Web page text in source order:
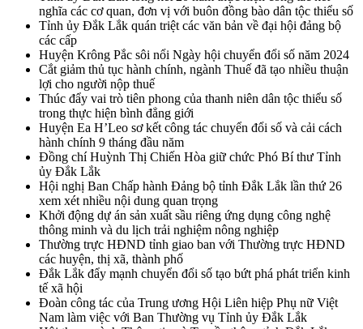
nghĩa các cơ quan, đơn vị với buôn đồng bào dân tộc thiểu số
Tỉnh ủy Đắk Lắk quán triệt các văn bản về đại hội đảng bộ
các cấp
Huyện Krông Pắc sôi nổi Ngày hội chuyển đổi số năm 2024
Cắt giảm thủ tục hành chính, ngành Thuế đã tạo nhiều thuận
lợi cho người nộp thuế
Thúc đẩy vai trò tiên phong của thanh niên dân tộc thiểu số
trong thực hiện bình đẳng giới
Huyện Ea H’Leo sơ kết công tác chuyển đổi số và cải cách
hành chính 9 tháng đầu năm
Đồng chí Huỳnh Thị Chiến Hòa giữ chức Phó Bí thư Tỉnh
ủy Đắk Lắk
Hội nghị Ban Chấp hành Đảng bộ tỉnh Đắk Lắk lần thứ 26
xem xét nhiều nội dung quan trọng
Khởi động dự án sản xuất sầu riêng ứng dụng công nghệ
thông minh và du lịch trải nghiệm nông nghiệp
Thường trực HĐND tỉnh giao ban với Thường trực HĐND
các huyện, thị xã, thành phố
Đắk Lắk đẩy mạnh chuyển đổi số tạo bứt phá phát triển kinh
tế xã hội
Đoàn công tác của Trung ương Hội Liên hiệp Phụ nữ Việt
Nam làm việc với Ban Thường vụ Tỉnh ủy Đắk Lắk